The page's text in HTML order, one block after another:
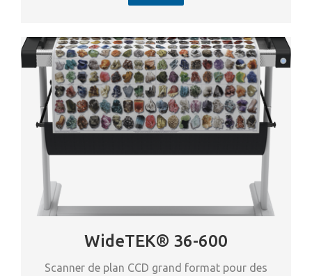
WideTEK® 36-600
Scanner de plan CCD grand format pour des